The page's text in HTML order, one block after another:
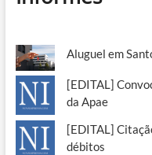
Aluguel em
[EDITAL]
da Apae
[EDITAL]
débitos